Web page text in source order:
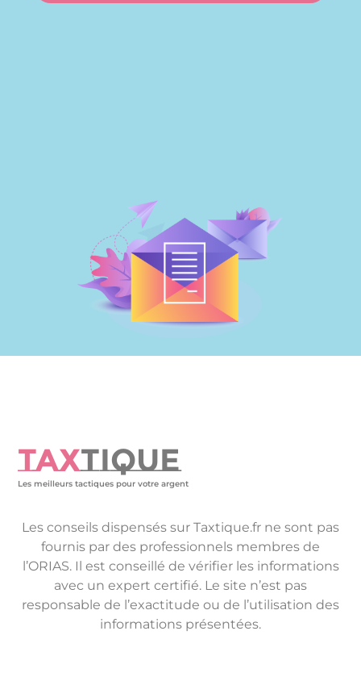
TAXTIQUE
Les meilleurs tactiques pour votre argent
Les conseils dispensés sur Taxtique.fr ne sont pas
fournis par des professionnels membres de
l’ORIAS. Il est conseillé de vérifier les informations
avec un expert certifié. Le site n’est pas
responsable de l’exactitude ou de l’utilisation des
informations présentées.